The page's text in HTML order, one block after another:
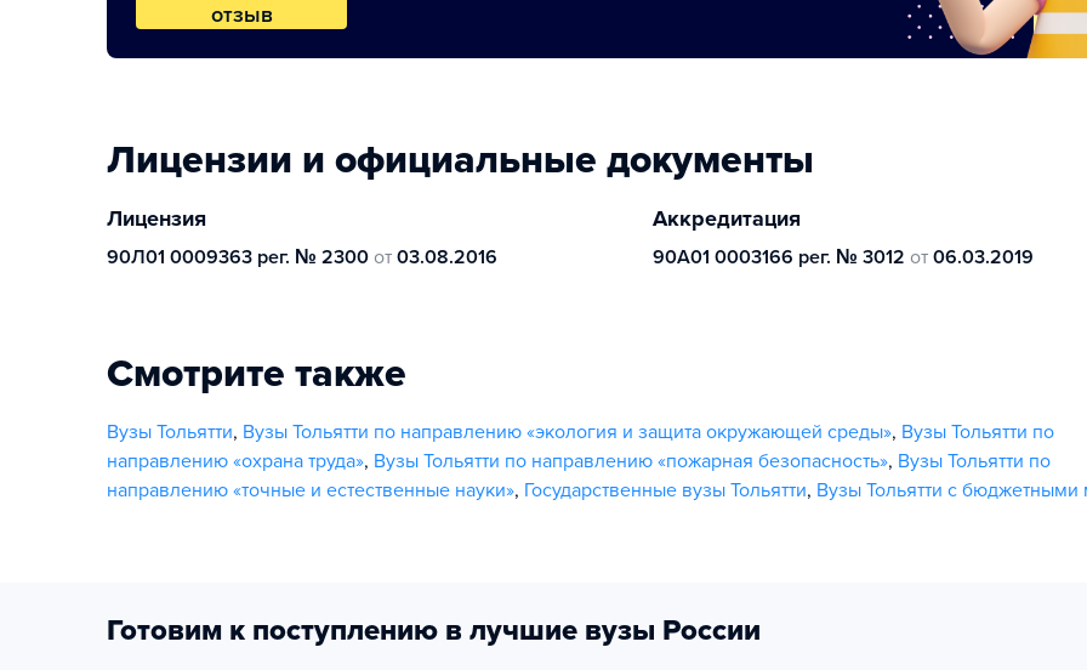
отзыв
Лицензии и официальные документы
Лицензия
90Л01 0009363 рег. № 2300 от 03.08.2016
Аккредитация
90А01 0003166 рег. № 3012 от 06.03.2019
Смотрите также
Вузы Тольятти, Вузы Тольятти по направлению «экология и защита окружающей среды», Вузы Тольятти по
направлению «охрана труда», Вузы Тольятти по направлению «пожарная безопасность», Вузы Тольятти по
направлению «точные и естественные науки», Государственные вузы Тольятти, Вузы Тольятти с бюджетными
Готовим к поступлению в лучшие вузы России